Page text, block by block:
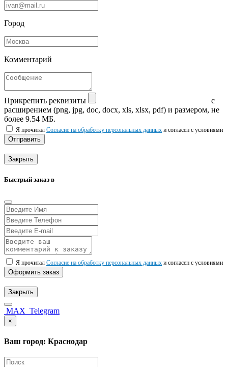
Город
Комментарий
Прикрепить реквизиты
с
расширением (png, jpg, doc, docx, xls, xlsx, pdf) и размером, не
более 9.54 МБ.
Я прочитал Согласие на обработку персональных данных и согласен с условиями
Отправить
Закрыть
Быстрый заказ в
Я прочитал Согласие на обработку персональных данных и согласен с условиями
Оформить заказ
Закрыть
MAX Telegram
×
Ваш город: Краснодар